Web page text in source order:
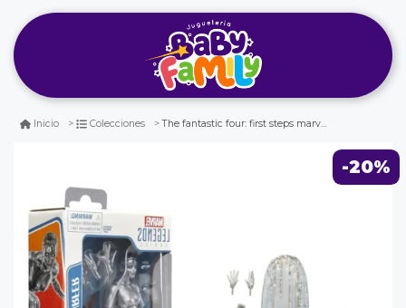
Inicio Colecciones The fantastic four: first steps marvel legends - the silver surfer
-20%